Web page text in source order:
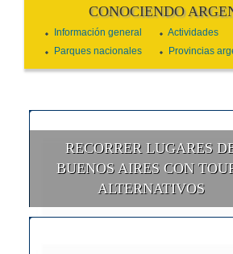
CONOCIENDO
Información general
Actividades
Parques nacionales
Provincias
RECORRER LUGARES
BUENOS AIRES CON
ALTERNATIVOS